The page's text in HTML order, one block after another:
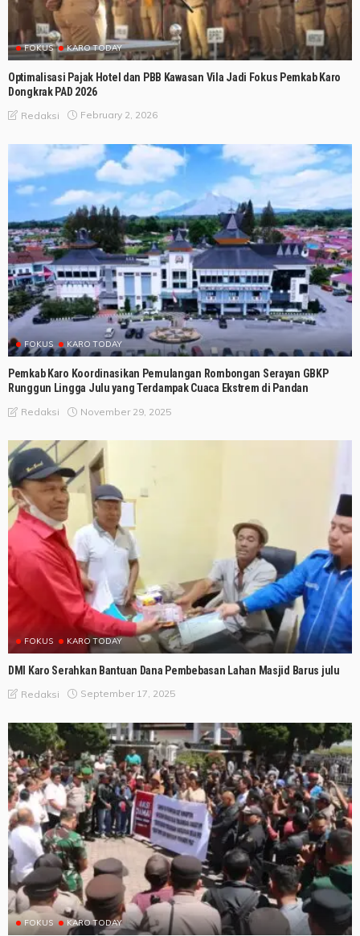
FOKUS KARO TODAY
Optimalisasi Pajak Hotel dan PBB Kawasan Vila Jadi Fokus Pemkab Karo
Dongkrak PAD 2026
Redaksi February 2, 2026
FOKUS KARO TODAY
Pemkab Karo Koordinasikan Pemulangan Rombongan Serayan GBKP
Runggun Lingga Julu yang Terdampak Cuaca Ekstrem di Pandan
Redaksi November 29, 2025
FOKUS KARO TODAY
DMI Karo Serahkan Bantuan Dana Pembebasan Lahan Masjid Barus julu
Redaksi September 17, 2025
FOKUS KARO TODAY